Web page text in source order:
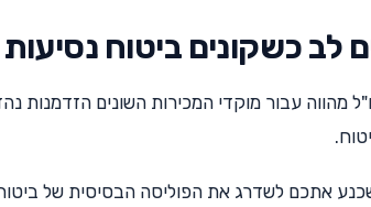
מהווה עבור מוקדי המכירות השונים הזדמנות
אתכם לשדרג את הפוליסה הבסיסית של